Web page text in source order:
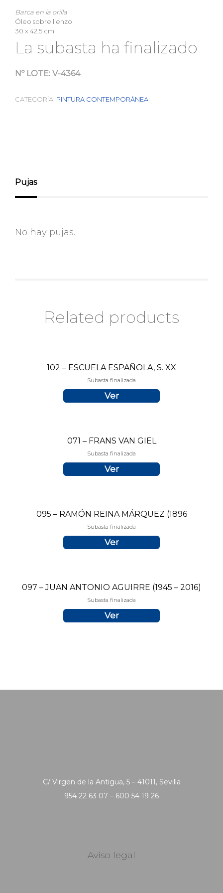
Barca en la orilla
Óleo sobre lienzo
30 x 42,5 cm
La subasta ha finalizado
Nº LOTE: V-4364
CATEGORÍA: PINTURA CONTEMPORÁNEA
Pujas
No hay pujas.
Related products
102 – ESCUELA ESPAÑOLA, S. XX
Subasta finalizada
Ver
071 – FRANS VAN GIEL
Subasta finalizada
Ver
095 – RAMÓN REINA MÁRQUEZ (1896
Subasta finalizada
Ver
097 – JUAN ANTONIO AGUIRRE (1945 – 2016)
Subasta finalizada
Ver
C/ Virgen de la Antigua, 5 – 41011, Sevilla
954 22 63 07 – 600 54 19 26
Aviso legal